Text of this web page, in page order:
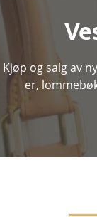
Kjøp og salg av
er,